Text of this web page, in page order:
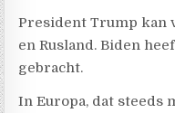
President Trump kan
en Rusland. Biden
gebracht.
In Europa, dat steeds